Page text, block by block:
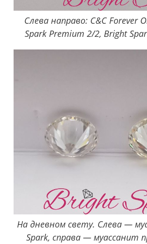
Слева направо: C&C Forever
Spark Premium 2/2, Bright
На дневном свету. Слева —
Spark, справа — муассанит